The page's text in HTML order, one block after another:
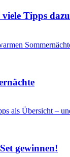
Tipps dazu
gewinnen!